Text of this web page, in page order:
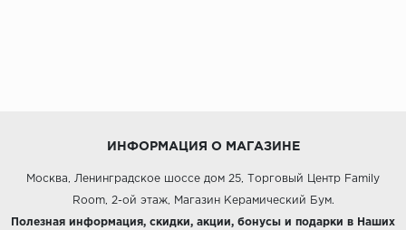
ИНФОРМАЦИЯ О МАГАЗИНЕ
Москва, Ленинградское шоссе дом 25, Торговый Центр Family
Room, 2-ой этаж, Магазин Керамический Бум.
Полезная информация, скидки, акции, бонусы и подарки в Наших